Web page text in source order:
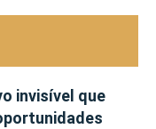
invisível que